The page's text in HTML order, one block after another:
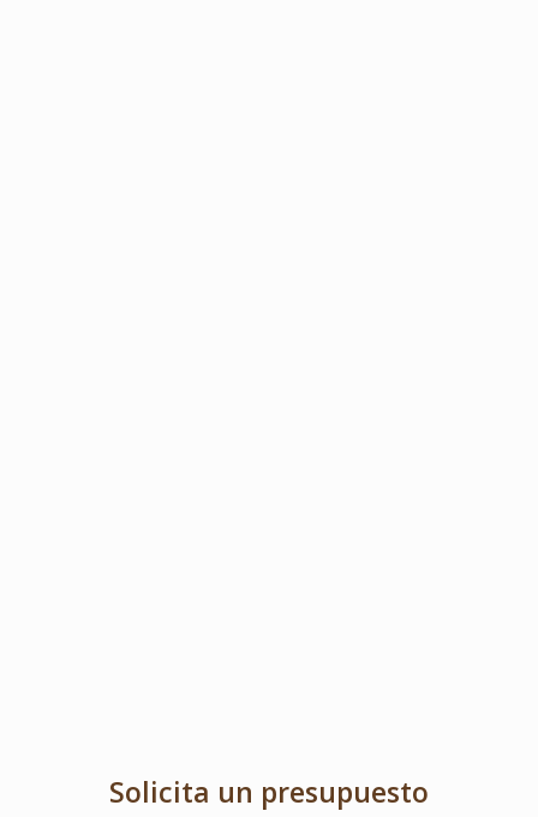
Solicita un presupuesto